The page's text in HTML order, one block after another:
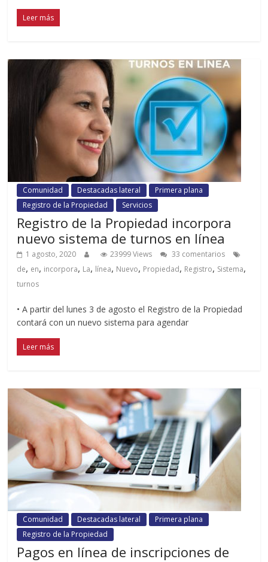
Leer más
Comunidad Destacadas lateral
Primera plana
Registro de la Propiedad
Servicios
Registro de la Propiedad incorpora
nuevo sistema de turnos en línea
1 agosto, 2020 23999 Views
33 comentarios
de, en, incorpora, La, línea, Nuevo, Propiedad, Registro, Sistema,
turnos
• A partir del lunes 3 de agosto el Registro de la Propiedad
contará con un nuevo sistema para agendar
Leer más
Comunidad Destacadas lateral
Primera plana
Registro de la Propiedad
Pagos en línea de inscripciones de